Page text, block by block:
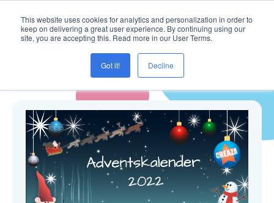
This website uses cookies for analytics and personalization in order to
keep on delivering a great user experience. By continuing using our
site, you are accepting this. Read more in our User Terms.
Got it! Decline
Blogg ( julkalender )